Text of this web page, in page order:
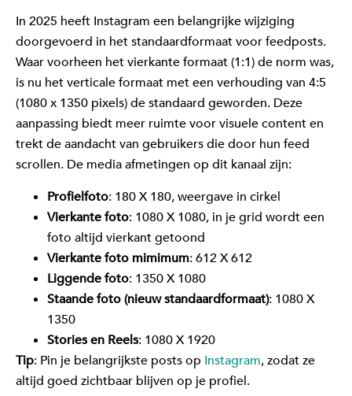
In 2025 heeft Instagram een belangrijke wijziging
doorgevoerd in het standaardformaat voor feedposts.
Waar voorheen het vierkante formaat (1:1) de norm was,
is nu het verticale formaat met een verhouding van 4:5
(1080 x 1350 pixels) de standaard geworden. Deze
aanpassing biedt meer ruimte voor visuele content en
trekt de aandacht van gebruikers die door hun feed
scrollen. De media afmetingen op dit kanaal zijn:
Profielfoto: 180 X 180, weergave in cirkel
Vierkante foto: 1080 X 1080, in je grid wordt een
foto altijd vierkant getoond
Vierkante foto mimimum: 612 X 612
Liggende foto: 1350 X 1080
Staande foto (nieuw standaardformaat): 1080 X
1350
Stories en Reels: 1080 X 1920
Tip: Pin je belangrijkste posts op Instagram, zodat ze
altijd goed zichtbaar blijven op je profiel.